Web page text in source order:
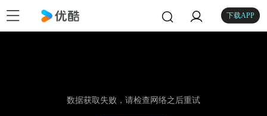
下载APP
数据获取失败，请检查网络之后重试